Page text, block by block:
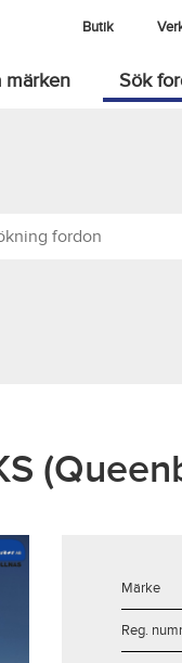
Butik
märken Sök
Märke
Reg.